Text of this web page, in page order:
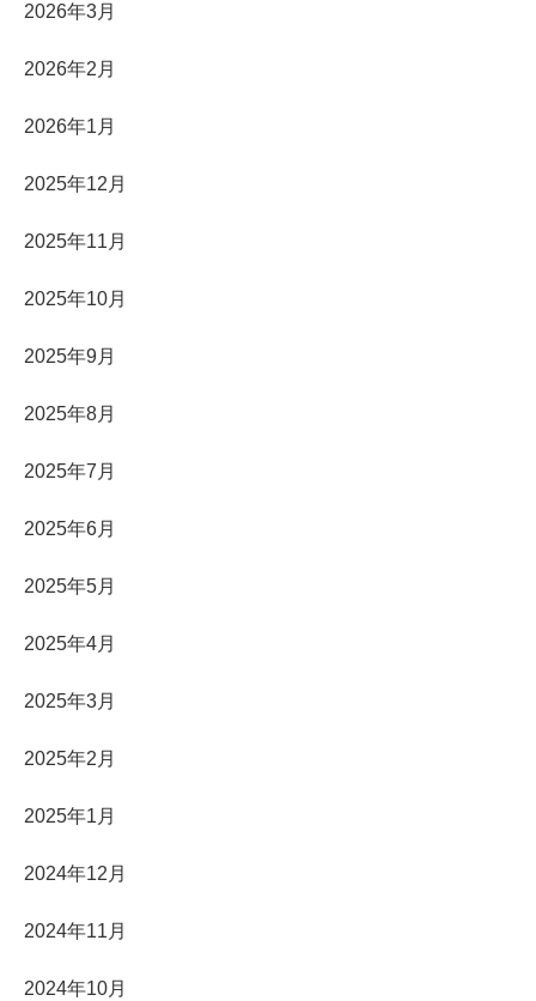
2026年3月
2026年2月
2026年1月
2025年12月
2025年11月
2025年10月
2025年9月
2025年8月
2025年7月
2025年6月
2025年5月
2025年4月
2025年3月
2025年2月
2025年1月
2024年12月
2024年11月
2024年10月